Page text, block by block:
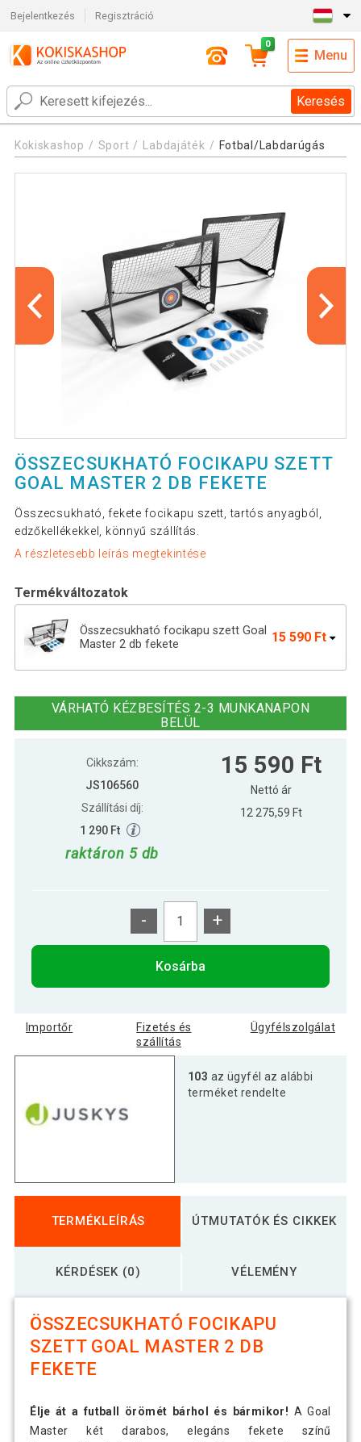
Bejelentkezés Regisztráció
Keresés
0
Menu
Kokiskashop Sport Labdajáték Fotbal/Labdarúgás
ÖSSZECSUKHATÓ FOCIKAPU SZETT
GOAL MASTER 2 DB FEKETE
Összecsukható, fekete focikapu szett, tartós anyagból,
edzőkellékekkel, könnyű szállítás.
A részletesebb leírás megtekintése
Termékváltozatok
Összecsukható focikapu szett Goal
Master 2 db fekete
15 590 Ft
90 cm szürke
tartozékokkal gyors összeszerel
14 590 Ft
VÁRHATÓ KÉZBESÍTÉS 2-3 MUNKANAPON
BELÜL
Cikkszám:
JS106560
Szállítási díj:
1 290 Ft
raktáron 5 db
15 590 Ft
Nettó ár
12 275,59 Ft
- +
Kosárba
Importőr
Fizetés és
szállítás
Ügyfélszolgálat
103 az ügyfél az alábbi
terméket rendelte
TERMÉKLEÍRÁS ÚTMUTATÓK ÉS CIKKEK
KÉRDÉSEK (0) VÉLEMÉNY
ÖSSZECSUKHATÓ FOCIKAPU
SZETT GOAL MASTER 2 DB
FEKETE
Élje át a futball örömét bárhol és bármikor! A Goal
Master két darabos, elegáns fekete színű